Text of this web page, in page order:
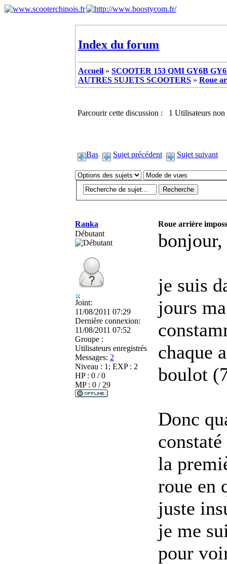
Index du forum
Accueil » SCOOTER 153 QMI GY6B
AUTRES SUJETS SCOOTERS » Roue
Parcourir cette discussion : 1 Utilisateurs non
Bas Sujet précédent Sujet suivant
Ranka
Roue arrière
Débutant
Joint:
11/08/2011 07:29
Dernière connexion:
11/08/2011 07:52
Groupe :
Utilisateurs enregistrés
Messages: 2
Niveau : 1; EXP : 2
HP : 0 / 0
MP : 0 / 29
bonjour,
je suis
jours
chaque
boulot
Donc
la
roue en
juste
je me
pour